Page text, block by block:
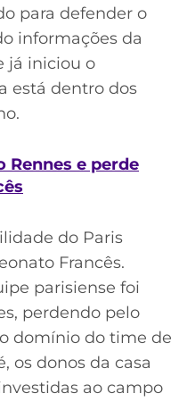
para defender o
informações da
já iniciou o
está dentro dos
Rennes e perde
do Paris
Francês.
parisiense foi
perdendo pelo
domínio do time de
os donos da casa
ao campo